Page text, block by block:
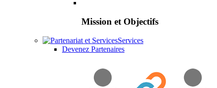
Mission et Objectifs
Services
Devenez Partenaires